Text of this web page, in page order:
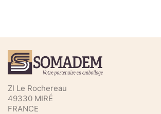
commande rapide
ZI Le Rochereau
49330 MIRÉ
FRANCE